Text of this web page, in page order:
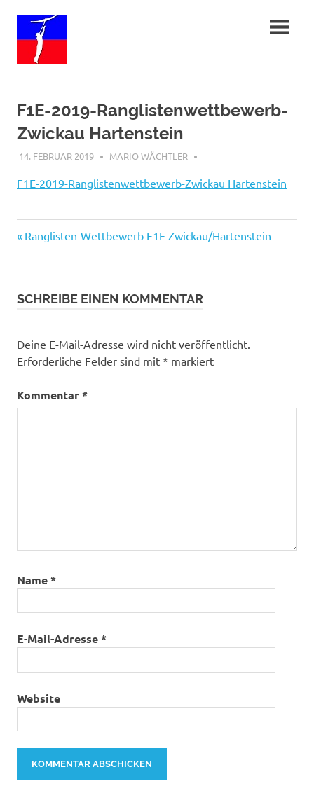
springen
F1E-2019-Ranglistenwettbewerb-
Zwickau Hartenstein
14. FEBRUAR 2019 MARIO WÄCHTLER
F1E-2019-Ranglistenwettbewerb-Zwickau Hartenstein
Beitragsnavigation
Vorheriger
Beitrag:
Ranglisten-Wettbewerb F1E Zwickau/Hartenstein
SCHREIBE EINEN KOMMENTAR
Deine E-Mail-Adresse wird nicht veröffentlicht.
Erforderliche Felder sind mit * markiert
Kommentar*
Name*
E-Mail-Adresse*
Website